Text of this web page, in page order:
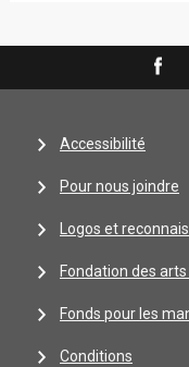
Accessibilité
Pour nous joindre
Logos et
Fondation des
Fonds pour les
Conditions